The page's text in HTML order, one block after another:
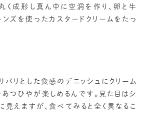
く成形し真ん中に空洞を作り、卵と牛
ズを使ったカスタードクリームをたっ
リとした食感のデニッシュにクリーム
つひやが楽しめるんです。見た目はシ
見えますが、食べてみると全く異なるこ